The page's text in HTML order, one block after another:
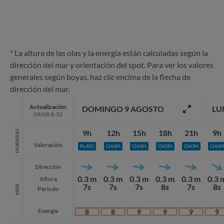
* La altura de las olas y la energía están calculadas según la
dirección del mar y orientación del spot. Para ver los valores
generales según boyas, haz clic encima de la flecha de
dirección del mar.
Actualización
09/08 8:32
HORARIO Valoración
MAR
Dirección
Altura
Periodo
Energía
DOMINGO 9 AGOSTO
9h
PLATO
0.3 m
7s
8
12h
CHOPI
0.3 m
7s
8
15h
CHOPI
0.3 m
7s
9
18h
CHOPI
0.3 m
8s
9
21h
CHOPI
0.3 m
7s
9
9h
CHOPI
0.3
8s
9